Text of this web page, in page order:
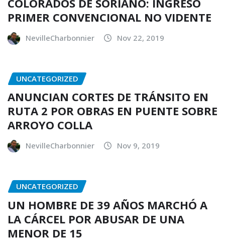
PRIMER CONVENCIONAL NO VIDENTE
NevilleCharbonnier Nov 22, 2019
UNCATEGORIZED
ANUNCIAN CORTES DE TRÁNSITO EN
RUTA 2 POR OBRAS EN PUENTE SOBRE
ARROYO COLLA
NevilleCharbonnier Nov 9, 2019
UNCATEGORIZED
UN HOMBRE DE 39 AÑOS MARCHÓ A
LA CÁRCEL POR ABUSAR DE UNA
MENOR DE 15